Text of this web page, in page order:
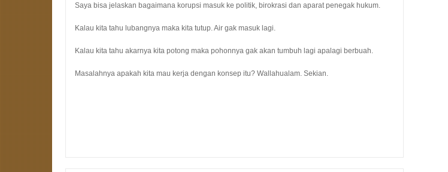
Saya bisa jelaskan bagaimana korupsi masuk ke politik, birokrasi dan aparat penegak hukum.
Kalau kita tahu lubangnya maka kita tutup. Air gak masuk lagi.
Kalau kita tahu akarnya kita potong maka pohonnya gak akan tumbuh lagi apalagi berbuah.
Masalahnya apakah kita mau kerja dengan konsep itu? Wallahualam. Sekian.